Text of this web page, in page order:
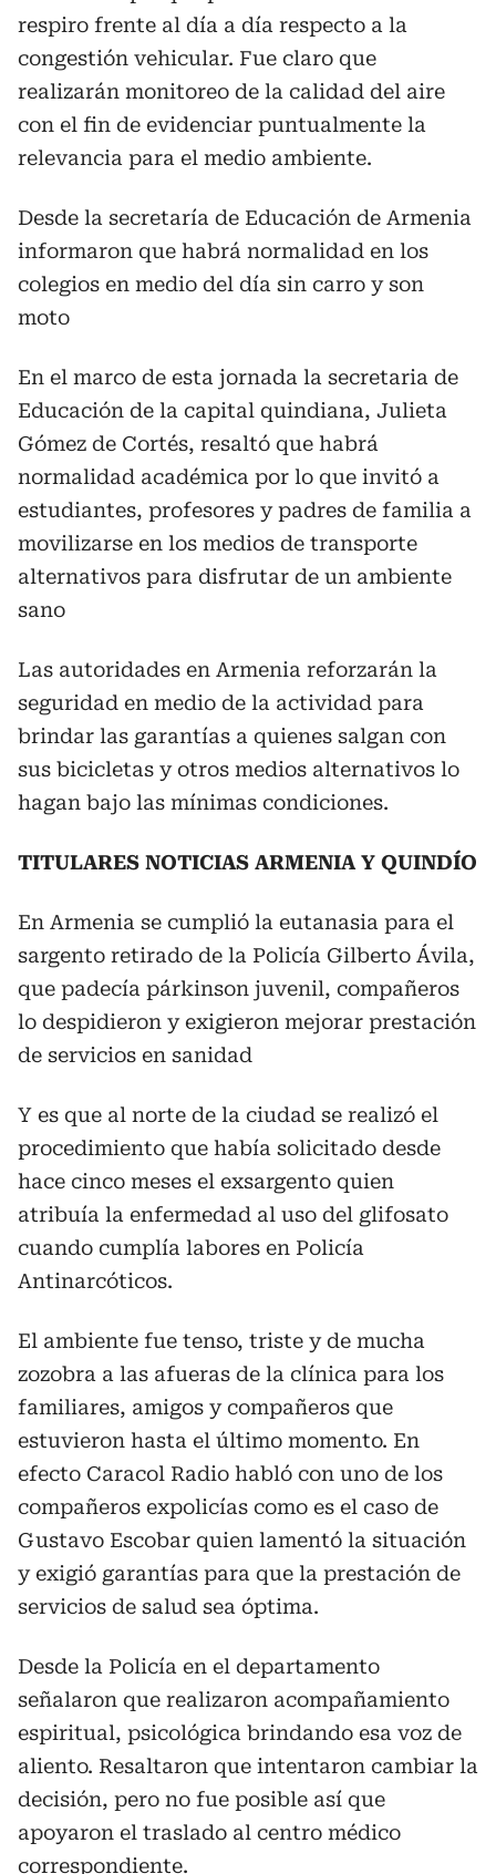
respiro frente al día a día respecto a la
congestión vehicular. Fue claro que
realizarán monitoreo de la calidad del aire
con el fin de evidenciar puntualmente la
relevancia para el medio ambiente.
Desde la secretaría de Educación de Armenia
informaron que habrá normalidad en los
colegios en medio del día sin carro y son
moto
En el marco de esta jornada la secretaria de
Educación de la capital quindiana, Julieta
Gómez de Cortés, resaltó que habrá
normalidad académica por lo que invitó a
estudiantes, profesores y padres de familia a
movilizarse en los medios de transporte
alternativos para disfrutar de un ambiente
sano
Las autoridades en Armenia reforzarán la
seguridad en medio de la actividad para
brindar las garantías a quienes salgan con
sus bicicletas y otros medios alternativos lo
hagan bajo las mínimas condiciones.
TITULARES NOTICIAS ARMENIA Y QUINDÍO
En Armenia se cumplió la eutanasia para el
sargento retirado de la Policía Gilberto Ávila,
que padecía párkinson juvenil, compañeros
lo despidieron y exigieron mejorar prestación
de servicios en sanidad
Y es que al norte de la ciudad se realizó el
procedimiento que había solicitado desde
hace cinco meses el exsargento quien
atribuía la enfermedad al uso del glifosato
cuando cumplía labores en Policía
Antinarcóticos.
El ambiente fue tenso, triste y de mucha
zozobra a las afueras de la clínica para los
familiares, amigos y compañeros que
estuvieron hasta el último momento. En
efecto Caracol Radio habló con uno de los
compañeros expolicías como es el caso de
Gustavo Escobar quien lamentó la situación
y exigió garantías para que la prestación de
servicios de salud sea óptima.
Desde la Policía en el departamento
señalaron que realizaron acompañamiento
espiritual, psicológica brindando esa voz de
aliento. Resaltaron que intentaron cambiar la
decisión, pero no fue posible así que
apoyaron el traslado al centro médico
correspondiente.